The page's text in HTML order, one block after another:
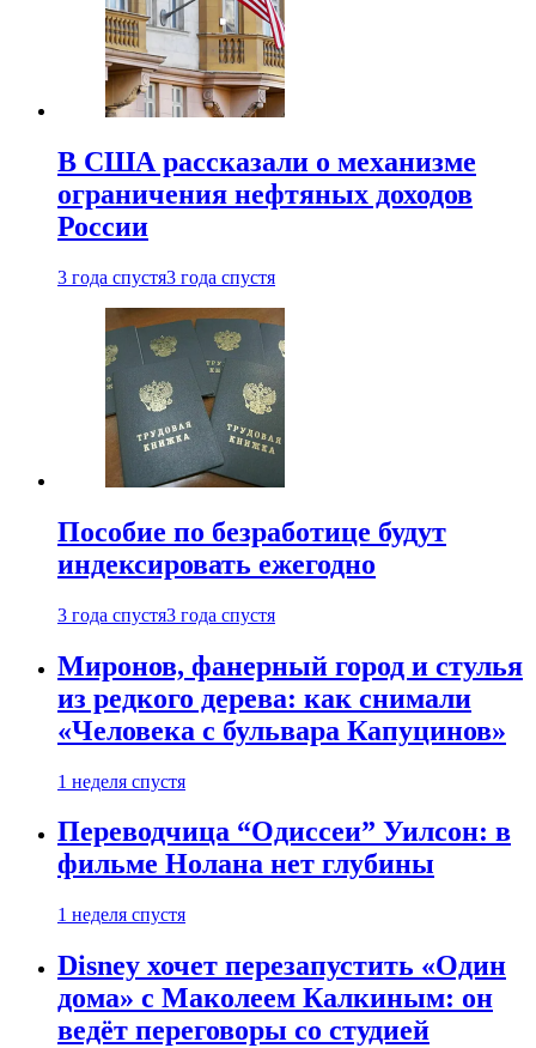
В США рассказали о механизме
ограничения нефтяных доходов
России
3 года спустя3 года спустя
Пособие по безработице будут
индексировать ежегодно
3 года спустя3 года спустя
Миронов, фанерный город и стулья
из редкого дерева: как снимали
«Человека с бульвара Капуцинов»
1 неделя спустя
Переводчица “Одиссеи” Уилсон: в
фильме Нолана нет глубины
1 неделя спустя
Disney хочет перезапустить «Один
дома» с Маколеем Калкиным: он
ведёт переговоры со студией